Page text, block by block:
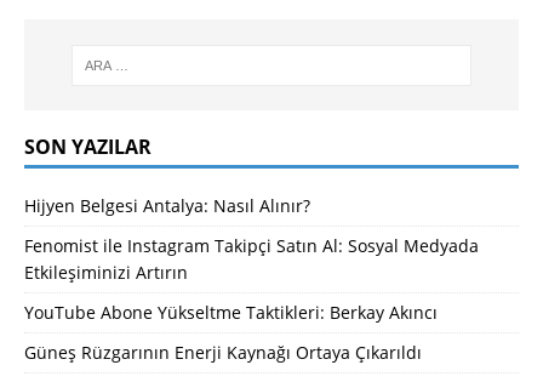
SON YAZILAR
Hijyen Belgesi Antalya: Nasıl Alınır?
Fenomist ile Instagram Takipçi Satın Al: Sosyal Medyada
Etkileşiminizi Artırın
YouTube Abone Yükseltme Taktikleri: Berkay Akıncı
Güneş Rüzgarının Enerji Kaynağı Ortaya Çıkarıldı